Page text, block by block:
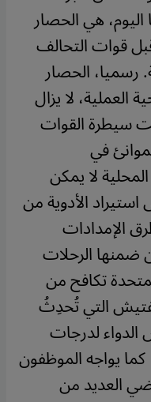
اليوم، هي الحصار
قوات التحالف
رسميا، الحصار
العملية، لا يزال
سيطرة القوات
في
لا يمكن
الأدوية من
الإمدادات
الرحلات
تكافح من
التي تُحدِثُ
لدرجات
كما يواجه الموظفون
العديد من